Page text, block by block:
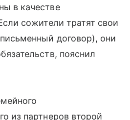
в качестве
сожители тратят свои
договор), они
пояснил
из партнеров второй